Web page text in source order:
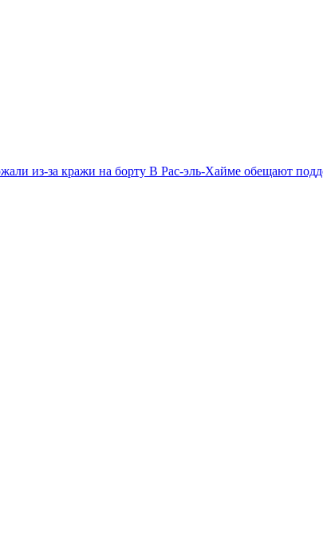
из-за кражи на борту В Рас-эль-Хайме обещают